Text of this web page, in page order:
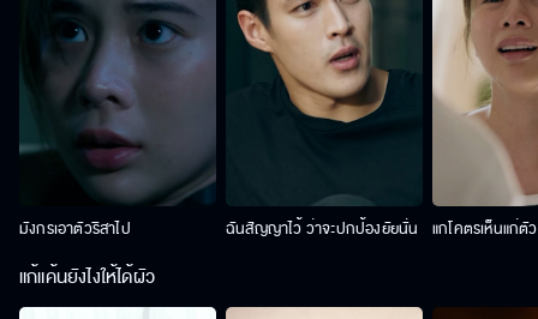
มังกรเอาตัวริสาไป ฉันสัญญาไว้ ว่าจะปกป้องยัยนั่น แกโคตรเห็นแก่ตั
แก้แค้นยังไงให้ได้ผัว